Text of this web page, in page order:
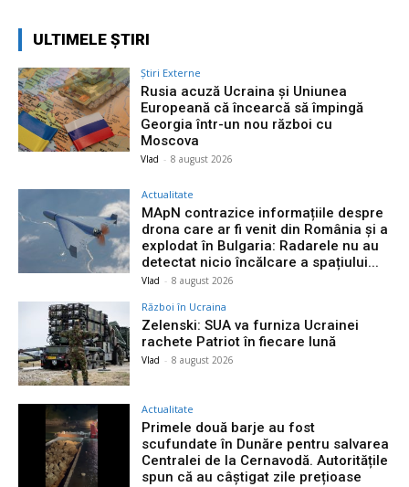
ULTIMELE ȘTIRI
Știri Externe
Rusia acuză Ucraina și Uniunea
Europeană că încearcă să împingă
Georgia într-un nou război cu
Moscova
Vlad - 8 august 2026
Actualitate
MApN contrazice informațiile despre
drona care ar fi venit din România și a
explodat în Bulgaria: Radarele nu au
detectat nicio încălcare a spațiului...
Vlad - 8 august 2026
Război în Ucraina
Zelenski: SUA va furniza Ucrainei
rachete Patriot în fiecare lună
Vlad - 8 august 2026
Actualitate
Primele două barje au fost
scufundate în Dunăre pentru salvarea
Centralei de la Cernavodă. Autoritățile
spun că au câștigat zile prețioase